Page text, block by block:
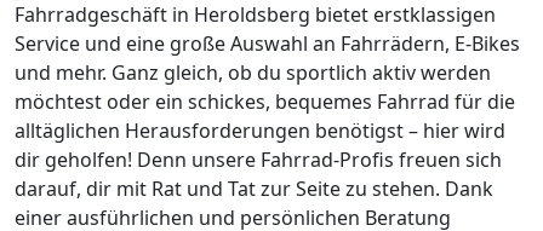
Fahrradgeschäft in Heroldsberg bietet erstklassigen
Service und eine große Auswahl an Fahrrädern, E-Bikes
und mehr. Ganz gleich, ob du sportlich aktiv werden
möchtest oder ein schickes, bequemes Fahrrad für die
alltäglichen Herausforderungen benötigst – hier wird
dir geholfen! Denn unsere Fahrrad-Profis freuen sich
darauf, dir mit Rat und Tat zur Seite zu stehen. Dank
einer ausführlichen und persönlichen Beratung